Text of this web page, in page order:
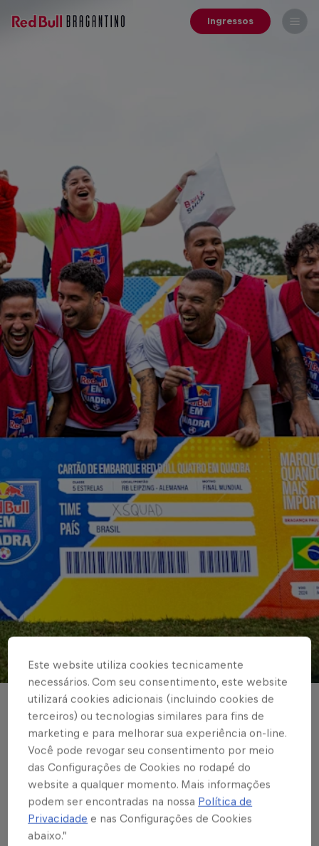
Ingressos
© Red Bull Bragantino
FUTEBOL MASCULINO
Campeões do
nacional embarcam
para final mundial do
Red Bull Four 2 Score,
Este website utiliza cookies tecnicamente
necessários. Com seu consentimento, este website
utilizará cookies adicionais (incluindo cookies de
terceiros) ou tecnologias similares para fins de
marketing e para melhorar sua experiência on-line.
Você pode revogar seu consentimento por meio
das Configurações de Cookies no rodapé do
website a qualquer momento. Mais informações
podem ser encontradas na nossa Política de
Privacidade e nas Configurações de Cookies
abaixo.”